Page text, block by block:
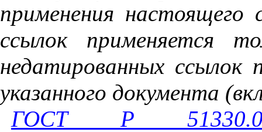
применения
ссылок применяется
недатированных ссылок
указанного документа
ГОСТ Р